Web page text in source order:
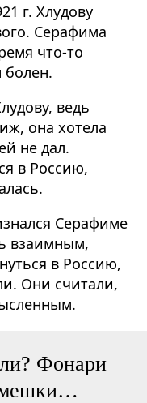
г. Хлудову
Серафима
что-то
болен.
ведь
она хотела
не дал.
в Россию,
Серафиме
взаимным,
в Россию,
Они считали,
Фонари
мешки…